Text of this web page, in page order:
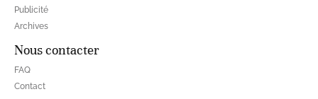
Publicité
Archives
Nous contacter
FAQ
Contact